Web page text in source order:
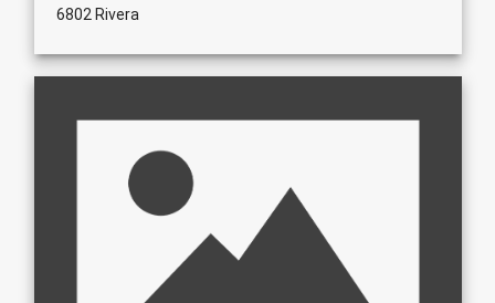
6802 Rivera